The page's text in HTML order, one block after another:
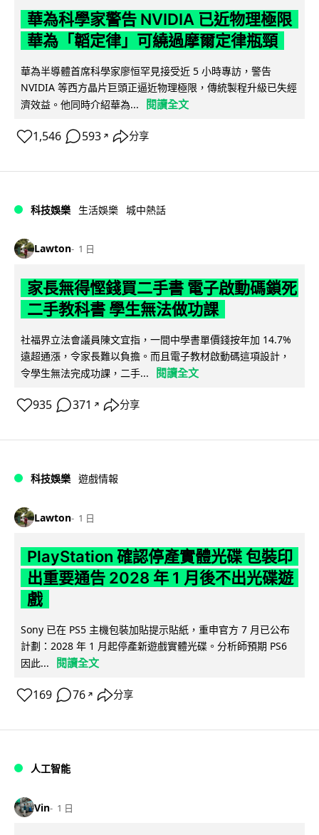
華為科學家警告 NVIDIA 已近物理極限
華為「韜定律」可繞過摩爾定律瓶頸
華為半導體首席科學家廖恒罕見接受近 5 小時專訪，警告
NVIDIA 等西方晶片巨頭正逼近物理極限，傳統製程升級已失經
濟效益。他同時介紹華為...
閱讀全文
1,546 593 ↗ 分享
科技娛樂 生活娛樂 城中熱話
Lawton 1 日
家長無得慳錢買二手書 電子啟動碼鎖死
二手教科書 學生無法做功課
社福界立法會議員陳文宜指，一間中學書單價錢按年加 14.7%
遠超通漲，令家長難以負擔。而且電子教材啟動碼這項設計，
令學生無法完成功課，二手...
閱讀全文
935 371 ↗ 分享
科技娛樂 遊戲情報
Lawton 1 日
PlayStation 確認停產實體光碟 包裝印
出重要通告 2028 年 1 月後不出光碟遊
戲
Sony 已在 PS5 主機包裝加貼提示貼紙，重申官方 7 月已公布
計劃：2028 年 1 月起停產新遊戲實體光碟。分析師預期 PS6
因此...
閱讀全文
169 76 ↗ 分享
人工智能
Vin 1 日